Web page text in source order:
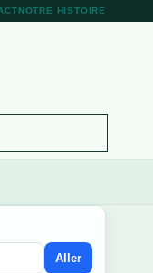
NOTRE HISTOIRE
Aller